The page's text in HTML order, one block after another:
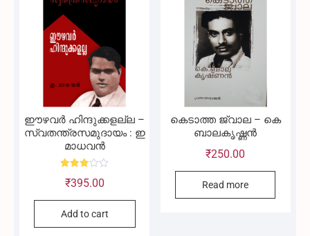
ഈഴവർ ഹിന്ദുക്കളല്ല –
സ്വതന്ത്രസമുദായം : ഇ
മാധവൻ
3.00
5
₹395.00
Add to cart
കെടാത്ത ജ്വാല – കെ
ബാലകൃഷ്ണൻ
₹250.00
Read more